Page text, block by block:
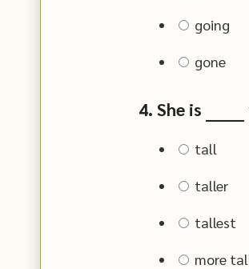
going
gone
4. She is
tall
taller
tallest
more